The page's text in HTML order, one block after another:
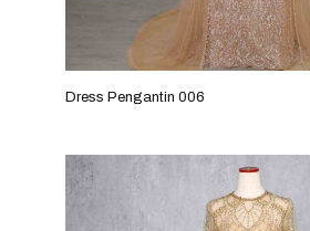
Dress Pengantin 006